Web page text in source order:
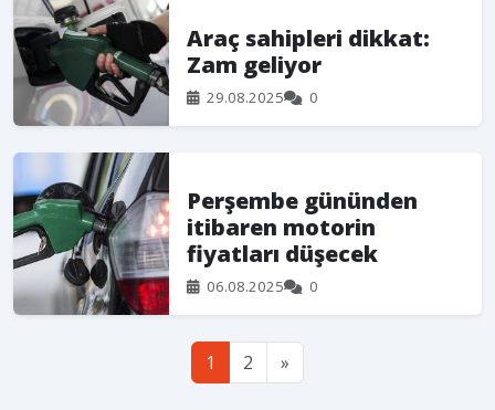
Araç sahipleri dikkat:
Zam geliyor
29.08.2025 0
Perşembe gününden
itibaren motorin
fiyatları düşecek
06.08.2025 0
1 2 »